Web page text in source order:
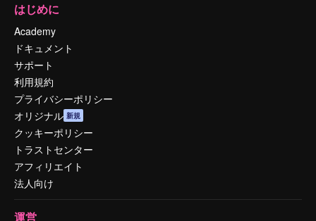
はじめに
Academy
ドキュメント
サポート
利用規約
プライバシーポリシー
オリジナル 新規
クッキーポリシー
トラストセンター
アフィリエイト
法人向け
運営